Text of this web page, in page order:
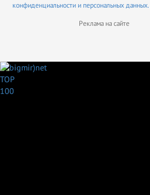
конфиденциальности и персональных данных.
Реклама на сайте